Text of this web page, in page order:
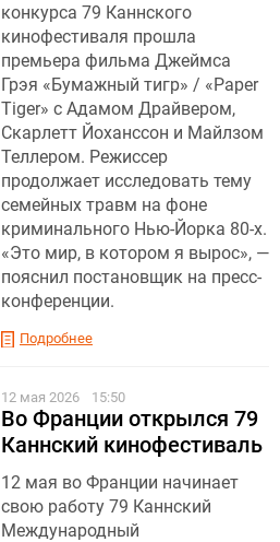
конкурса 79 Каннского
кинофестиваля прошла
премьера фильма Джеймса
Грэя «Бумажный тигр» / «Paper
Tiger» с Адамом Драйвером,
Скарлетт Йоханссон и Майлзом
Теллером. Режиссер
продолжает исследовать тему
семейных травм на фоне
криминального Нью-Йорка 80-х.
«Это мир, в котором я вырос», —
пояснил постановщик на пресс-
конференции.
Подробнее
12 мая 2026 15:50
Во Франции открылся 79
Каннский кинофестиваль
12 мая во Франции начинает
свою работу 79 Каннский
Международный